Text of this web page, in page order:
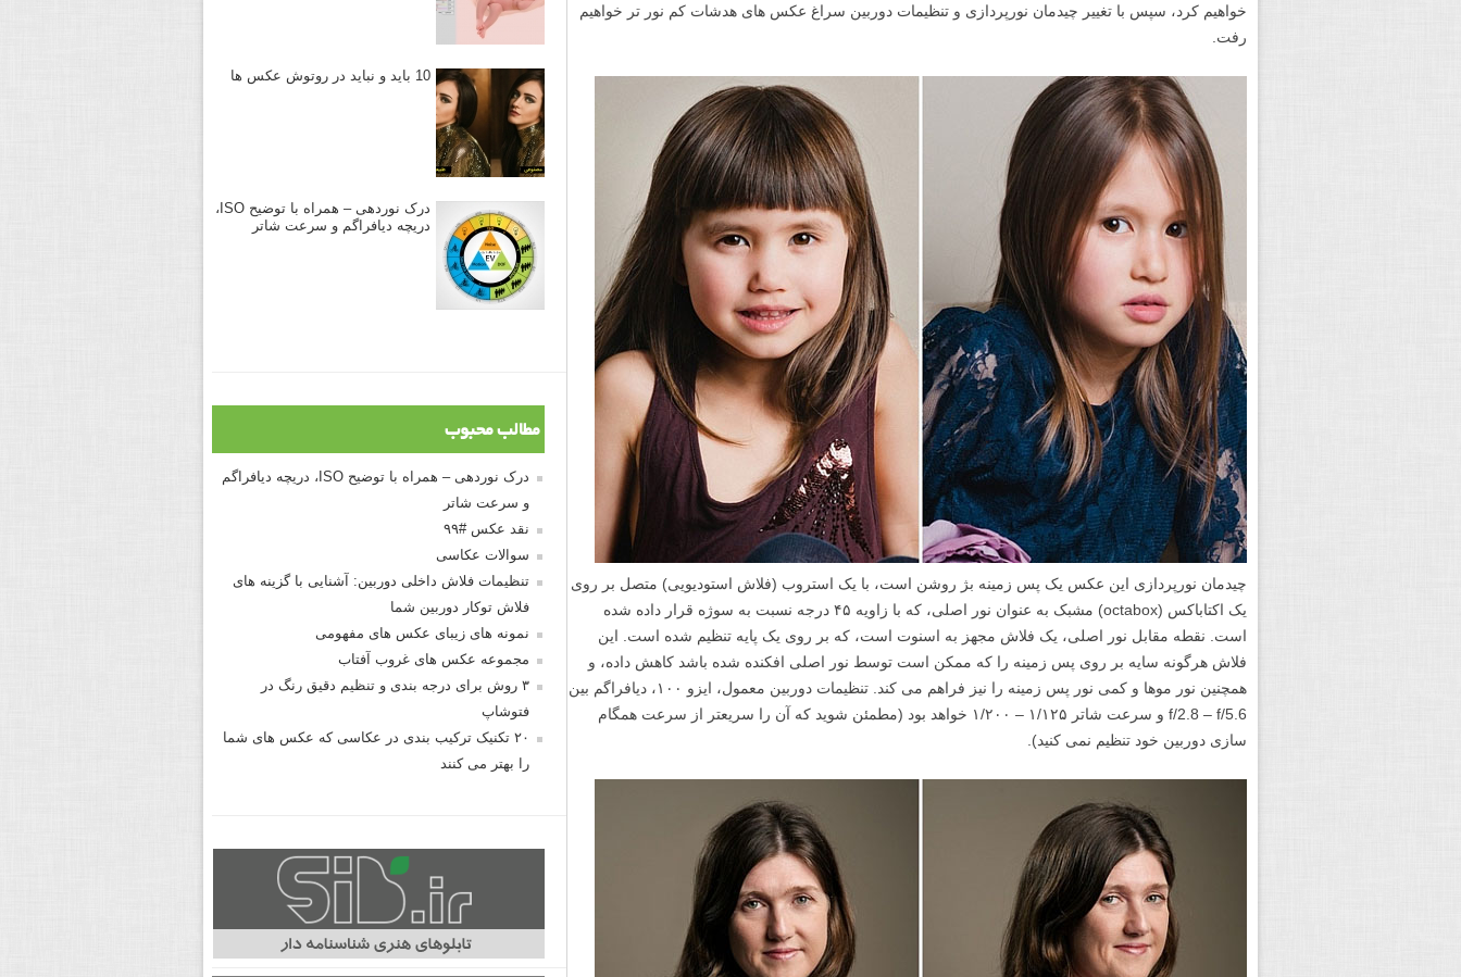
خواهیم کرد، سپس با تغییر چیدمان نورپردازی و تنظیمات دوربین سراغ عکس های هدشات کم نور تر خواهیم
رفت.
چیدمان نورپردازی این عکس یک پس زمینه بژ روشن است، با یک استروب (فلاش استودیویی) متصل بر روی
یک اکتاباکس (octabox) مشبک به عنوان نور اصلی، که با زاویه ۴۵ درجه نسبت به سوژه قرار داده شده
است. نقطه مقابل نور اصلی، یک فلاش مجهز به اسنوت است، که بر روی یک پایه تنظیم شده است. این
فلاش هرگونه سایه بر روی پس زمینه را که ممکن است توسط نور اصلی افکنده شده باشد کاهش داده، و
همچنین نور موها و کمی نور پس زمینه را نیز فراهم می کند. تنظیمات دوربین معمول، ایزو ۱۰۰، دیافراگم بین
f/2.8 – f/5.6 و سرعت شاتر ۱/۱۲۵ – ۱/۲۰۰ خواهد بود (مطمئن شوید که آن را سریعتر از سرعت همگام
سازی دوربین خود تنظیم نمی کنید).
10 باید و نباید در روتوش عکس ها
درک نوردهی – همراه با توضیح ISO،
دریچه دیافراگم و سرعت شاتر
مطالب محبوب
درک نوردهی – همراه با توضیح ISO، دریچه دیافراگم
و سرعت شاتر
نقد عکس #۹۹
سوالات عکاسی
تنظیمات فلاش داخلی دوربین: آشنایی با گزینه های
فلاش توکار دوربین شما
نمونه های زیبای عکس های مفهومی
مجموعه عکس های غروب آفتاب
۳ روش برای درجه بندی و تنظیم دقیق رنگ در
فتوشاپ
۲۰ تکنیک ترکیب بندی در عکاسی که عکس های شما
را بهتر می کنند